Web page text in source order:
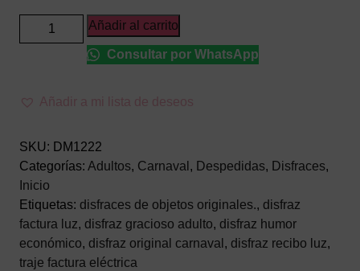
Disfraz
de
la
Adulto
–
Traje
de
Susto
Económico
cantidad
Añadir al carrito
Consultar por WhatsApp
Añadir a mi lista de deseos
SKU: DM1222
Categorías: Adultos, Carnaval , Despedidas, Disfraces,
Inicio
Etiquetas: disfraces de objetos originales., disfraz
factura luz, disfraz gracioso adulto, disfraz humor
económico, disfraz original carnaval , disfraz recibo luz,
traje factura eléctrica